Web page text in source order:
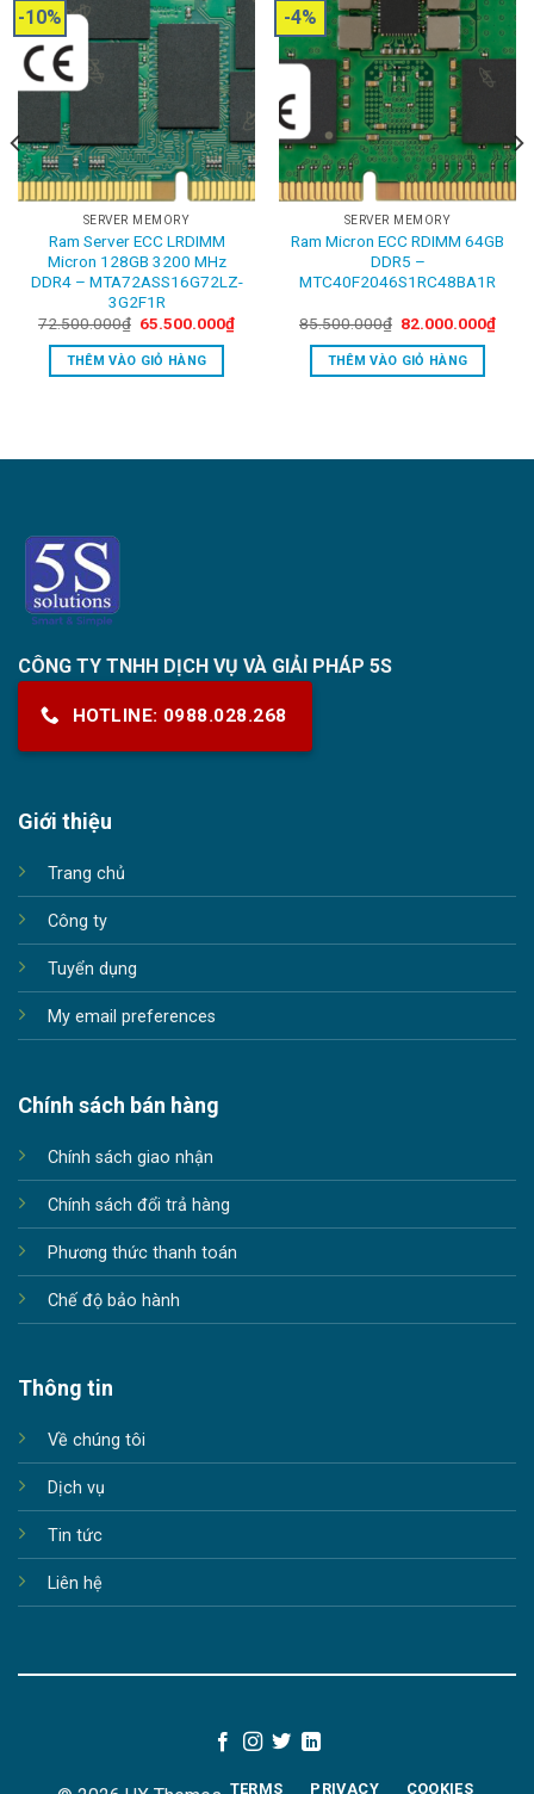
-10%
SERVER MEMORY
Ram Server ECC LRDIMM
Micron 128GB 3200 MHz
DDR4 – MTA72ASS16G72LZ-
3G2F1R
72.500.000₫ Original
was:
72.500.000₫.
65.500.000₫Current
THÊM VÀO GIỎ HÀNG
-4%
SERVER MEMORY
Ram Micron ECC RDIMM 64GB
DDR5 –
MTC40F2046S1RC48BA1R
85.500.000₫ Original
was:
85.500.000₫.
82.000.000₫
THÊM VÀO GIỎ HÀNG
CÔNG TY TNHH DỊCH VỤ VÀ GIẢI PHÁP 5S
HOTLINE: 0988.028.268
Giới thiệu
Trang chủ
Công ty
Tuyển dụng
My email preferences
Chính sách bán hàng
Chính sách giao nhận
Chính sách đổi trả hàng
Phương thức thanh toán
Chế độ bảo hành
Thông tin
Về chúng tôi
Dịch vụ
Tin tức
Liên hệ
TERMS PRIVACY COOKIES